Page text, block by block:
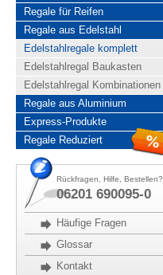
Regale für Reifen
Regale aus Edelstahl
Edelstahlregale komplett
Edelstahlregal Baukasten
Edelstahlregal Kombinationen
Regale aus Aluminium
Express-Produkte
Regale Reduziert
Rückfragen, Hilfe, Bestellen?
06201 690095-0
Häufige Fragen
Glossar
Kontakt